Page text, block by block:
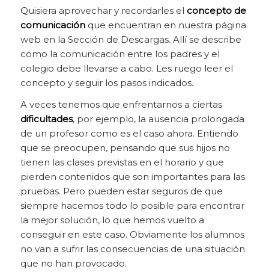
Quisiera aprovechar y recordarles el concepto de
comunicaciónque encuentran en nuestra página
web en la Sección de Descargas. Allí se describe
como la comunicación entre los padres y el
colegio debe llevarse a cabo. Les ruego leer el
concepto y seguir los pasos indicados.
A veces tenemos que enfrentarnos a ciertas
dificultades, por ejemplo, la ausencia prolongada
de un profesor como es el caso ahora. Entiendo
que se preocupen, pensando que sus hijos no
tienen las clases previstas en el horario y que
pierden contenidos que son importantes para las
pruebas. Pero pueden estar seguros de que
siempre hacemos todo lo posible para encontrar
la mejor solución, lo que hemos vuelto a
conseguir en este caso. Obviamente los alumnos
no van a sufrir las consecuencias de una situación
que no han provocado.